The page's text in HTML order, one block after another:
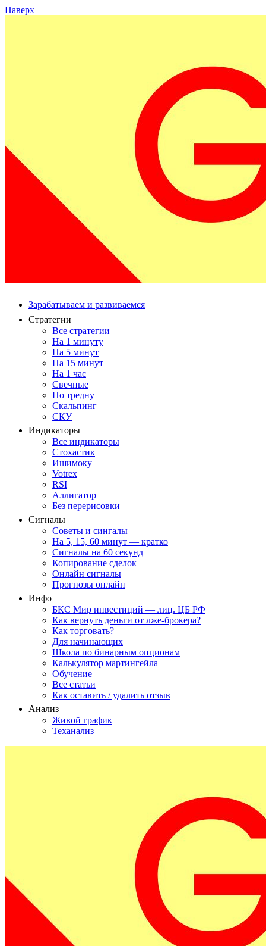
Наверх
Зарабатываем и развиваемся
Стратегии
Все стратегии
На 1 минуту
На 5 минут
На 15 минут
На 1 час
Свечные
По тредну
Скальпинг
СКУ
Индикаторы
Все индикаторы
Стохастик
Ишимоку
Votrex
RSI
Аллигатор
Без перерисовки
Сигналы
Советы и сингалы
На 5, 15, 60 минут — кратко
Сигналы на 60 секунд
Копирование сделок
Онлайн сигналы
Прогнозы онлайн
Инфо
БКС Мир инвестиций — лиц. ЦБ РФ
Как вернуть деньги от лже-брокера?
Как торговать?
Для начинающих
Школа по бинарным опционам
Калькулятор мартингейла
Обучение
Все статьи
Как оставить / удалить отзыв
Анализ
Живой график
Теханализ